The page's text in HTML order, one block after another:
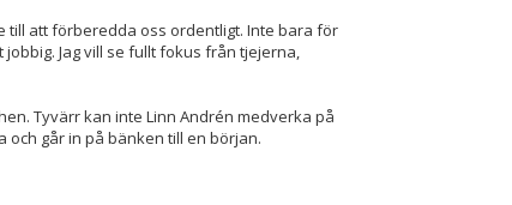
till att förberedda oss ordentligt. Inte bara för
Jag vill se fullt fokus från tjejerna,
Tyvärr kan inte Linn Andrén medverka på
och går in på bänken till en början.